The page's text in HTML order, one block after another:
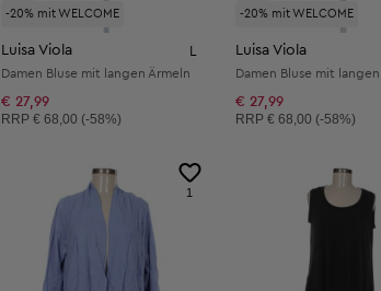
-20% mit WELCOME
Luisa Viola
Damen Bluse mit langen Ärmeln
€ 27,99
Unverbindliche Preisempfehlung:
RRP€ 68,00 (-58%)
-20% mit WELCOME
Luisa Viola
Damen Bluse mit
€ 27,99
Unverbindliche
RRP € 68,00 (-58%)
1